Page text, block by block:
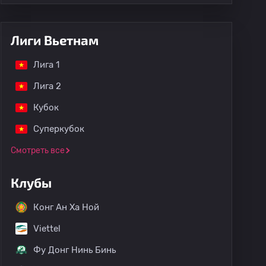
Лиги Вьетнам
Лига 1
Лига 2
Кубок
Суперкубок
Смотреть все
Клубы
Конг Ан Ха Ной
Viettel
Фу Донг Нинь Бинь